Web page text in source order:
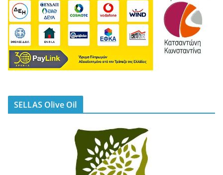
SELLAS Olive Oil